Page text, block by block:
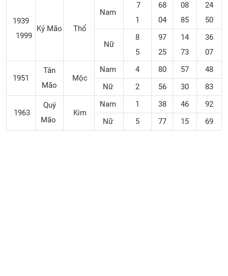
1939
1999
Kỷ Mão Thổ
Nam
7
1
68
04
08
85
24
50
Nữ
8
5
97
25
14
73
36
07
1951
Tân
Mão
Mộc
Nam 4 80 57
48
Nữ
2 56 30 83
1963
Quý
Mão
Kim
Nam 1 38 46
92
Nữ
5 77 15 69